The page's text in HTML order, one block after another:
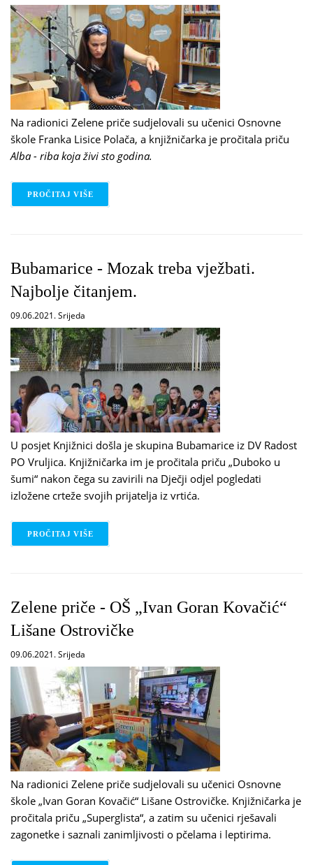
Na radionici Zelene priče sudjelovali su učenici Osnovne
škole Franka Lisice Polača, a knjižničarka je pročitala priču
Alba - riba koja živi sto godina.
PROČITAJ VIŠE
Bubamarice - Mozak treba vježbati.
Najbolje čitanjem.
09.06.2021. Srijeda
U posjet Knjižnici došla je skupina Bubamarice iz DV Radost
PO Vruljica. Knjižničarka im je pročitala priču „Duboko u
šumi“ nakon čega su zavirili na Dječji odjel pogledati
izložene crteže svojih prijatelja iz vrtića.
PROČITAJ VIŠE
Zelene priče - OŠ „Ivan Goran Kovačić“
Lišane Ostrovičke
09.06.2021. Srijeda
Na radionici Zelene priče sudjelovali su učenici Osnovne
škole „Ivan Goran Kovačić“ Lišane Ostrovičke. Knjižničarka je
pročitala priču „Superglista“, a zatim su učenici rješavali
zagonetke i saznali zanimljivosti o pčelama i leptirima.